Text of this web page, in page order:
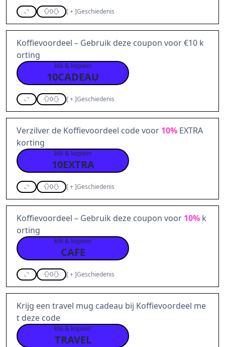
0 [+]Geschiedenis
Koffievoordeel – Gebruik deze coupon voor €10 k
orting
klik & kopieer
10CADEAU
0 [+]Geschiedenis
Verzilver de Koffievoordeel code voor 10% EXTRA
korting
klik & kopieer
10EXTRA
0 [+]Geschiedenis
Koffievoordeel – Gebruik deze coupon voor 10% k
orting
klik & kopieer
CAFE
0 [+]Geschiedenis
Krijg een travel mug cadeau bij Koffievoordeel me
t deze code
klik & kopieer
TRAVEL